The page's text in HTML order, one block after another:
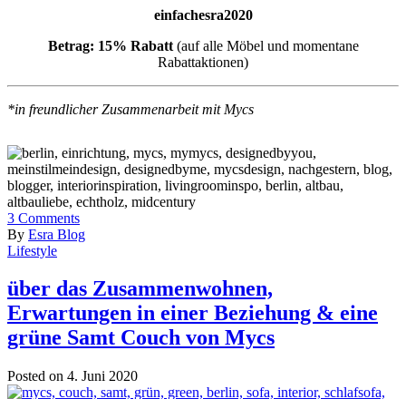
einfachesra2020
Betrag: 15% Rabatt (auf alle Möbel und momentane
Rabattaktionen)
*in freundlicher Zusammenarbeit mit Mycs
3 Comments
By Esra Blog
Lifestyle
über das Zusammenwohnen,
Erwartungen in einer Beziehung & eine
grüne Samt Couch von Mycs
Posted on 4. Juni 2020